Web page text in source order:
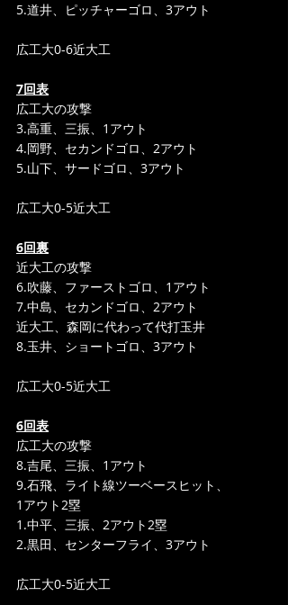
5.道井、ピッチャーゴロ、3アウト
広工大0-6近大工
7回表
広工大の攻撃
3.高重、三振、1アウト
4.岡野、セカンドゴロ、2アウト
5.山下、サードゴロ、3アウト
広工大0-5近大工
6回裏
近大工の攻撃
6.吹藤、ファーストゴロ、1アウト
7.中島、セカンドゴロ、2アウト
近大工、森岡に代わって代打玉井
8.玉井、ショートゴロ、3アウト
広工大0-5近大工
6回表
広工大の攻撃
8.吉尾、三振、1アウト
9.石飛、ライト線ツーベースヒット、
1アウト2塁
1.中平、三振、2アウト2塁
2.黒田、センターフライ、3アウト
広工大0-5近大工